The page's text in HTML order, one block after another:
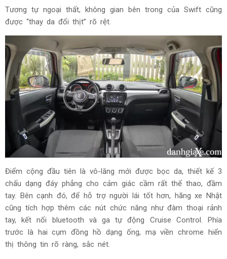
Tương tự ngoại thất, không gian bên trong của Swift cũng
được “thay da đổi thịt” rõ rệt.
Điểm cộng đầu tiên là vô-lăng mới được bọc da, thiết kế 3
chấu dạng đáy phẳng cho cảm giác cầm rất thể thao, đầm
tay. Bên cạnh đó, để hỗ trợ người lái tốt hơn, hãng xe Nhật
cũng tích hợp thêm các nút chức năng như đàm thoại rảnh
tay, kết nối bluetooth và ga tự động Cruise Control. Phía
trước là hai cụm đồng hồ dạng ống, mạ viền chrome hiển
thị thông tin rõ ràng, sắc nét.